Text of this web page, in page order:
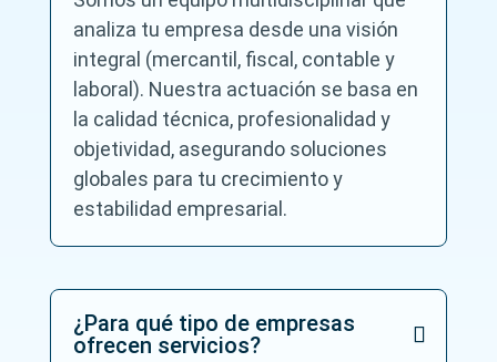
analiza tu empresa desde una visión
integral (mercantil, fiscal, contable y
laboral). Nuestra actuación se basa en
la calidad técnica, profesionalidad y
objetividad, asegurando soluciones
globales para tu crecimiento y
estabilidad empresarial.
¿Para qué tipo de empresas
ofrecen servicios?